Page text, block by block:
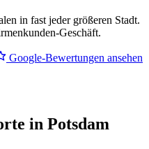
in fast jeder größeren Stadt.
Geschäft.
Google-Bewertungen ansehen
in Potsdam